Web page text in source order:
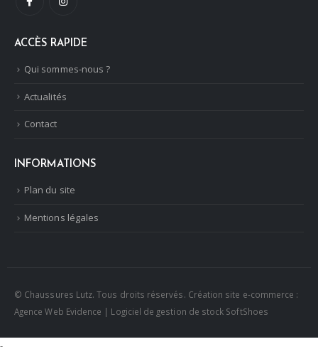
ACCÈS RAPIDE
Qui sommes-nous ?
Actualités
Contact
INFORMATIONS
Plan du site
Mentions légales
© Chaussures Lutz. Tous droits réservés. Création site e-commerce :
Agence Web Evidence | Logiciel de gestion de stock SoftShoes
-